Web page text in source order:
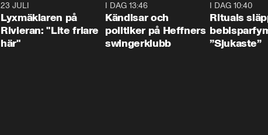
23 JULI
Lyxmäklaren på
Rivieran: "Lite friare
här"
I DAG 13:46
Kändisar och
politiker på Heffners
swingerklubb
I DAG 10:40
Rituals
”Sjukaste”